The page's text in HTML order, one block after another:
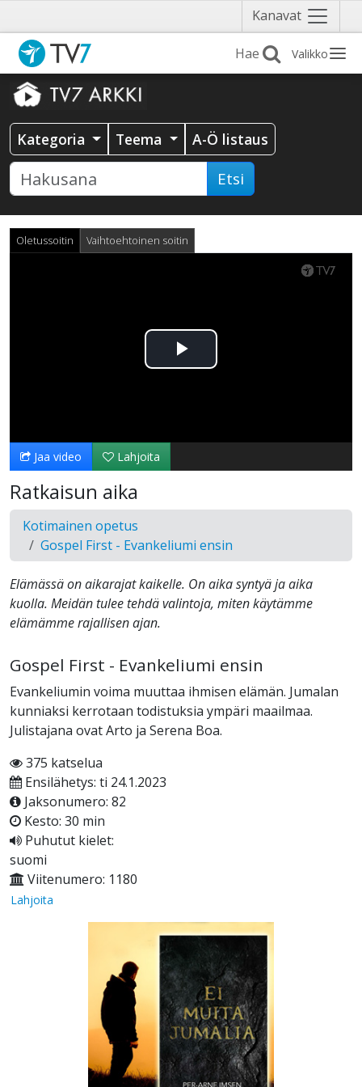
Kanavat Näytä
valikko
Valikko
Kategoria Teema A-Ö listaus
Etsi
Oletussoitin Vaihtoehtoinen soitin
Toista
Jaa video Lahjoita
Ratkaisun aika
Kotimainen opetus
Gospel First - Evankeliumi ensin
Elämässä on aikarajat kaikelle. On aika syntyä ja aika
kuolla. Meidän tulee tehdä valintoja, miten käytämme
elämämme rajallisen ajan.
Gospel First - Evankeliumi ensin
Evankeliumin voima muuttaa ihmisen elämän. Jumalan
kunniaksi kerrotaan todistuksia ympäri maailmaa.
Julistajana ovat Arto ja Serena Boa.
375 katselua
Ensilähetys: ti 24.1.2023
Jaksonumero: 82
Kesto: 30 min
Puhutut kielet:
suomi
Viitenumero: 1180
Lahjoita